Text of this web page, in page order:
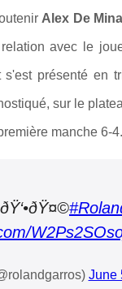
Alex De
avec le
présenté en
sur le
manche 6-
June